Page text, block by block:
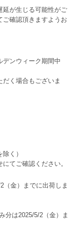
延が生じる可能性がご
ご確認頂きますようお
デンウィーク期間中
く場合もございま
く）
てご確認ください。
（金）までに出荷しま
分は2025/5/2（金）ま